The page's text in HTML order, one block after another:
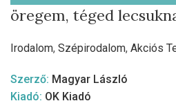
öregem, téged
Irodalom, Szépirodalom, Akciós
Szerző: Magyar László
Kiadó: OK Kiadó